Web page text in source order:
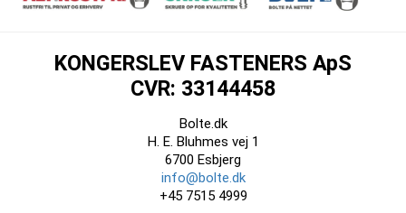
KONGERSLEV FASTENERS ApS
CVR: 33144458
Bolte.dk
H. E. Bluhmes vej 1
6700 Esbjerg
info@bolte.dk
+45 7515 4999